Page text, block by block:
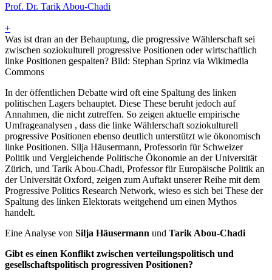
Prof. Dr. Tarik Abou-Chadi
+
Was ist dran an der Behauptung, die progressive Wählerschaft sei
zwischen soziokulturell progressive Positionen oder wirtschaftlich
linke Positionen gespalten? Bild: Stephan Sprinz via Wikimedia
Commons
In der öffentlichen Debatte wird oft eine Spaltung des linken
politischen Lagers behauptet. Diese These beruht jedoch auf
Annahmen, die nicht zutreffen. So zeigen aktuelle empirische
Umfrageanalysen , dass die linke Wählerschaft soziokulturell
progressive Positionen ebenso deutlich unterstützt wie ökonomisch
linke Positionen. Silja Häusermann, Professorin für Schweizer
Politik und Vergleichende Politische Ökonomie an der Universität
Zürich, und Tarik Abou-Chadi, Professor für Europäische Politik an
der Universität Oxford, zeigen zum Auftakt unserer Reihe mit dem
Progressive Politics Research Network, wieso es sich bei These der
Spaltung des linken Elektorats weitgehend um einen Mythos
handelt.
Eine Analyse von Silja Häusermann und Tarik Abou-Chadi
Gibt es einen Konflikt zwischen verteilungspolitisch und
gesellschaftspolitisch progressiven Positionen?